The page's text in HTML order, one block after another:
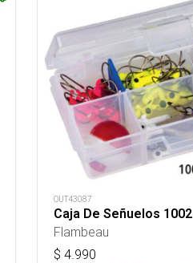
OUT43087
Caja De Señuelos 1002
Flambeau
$ 4.990